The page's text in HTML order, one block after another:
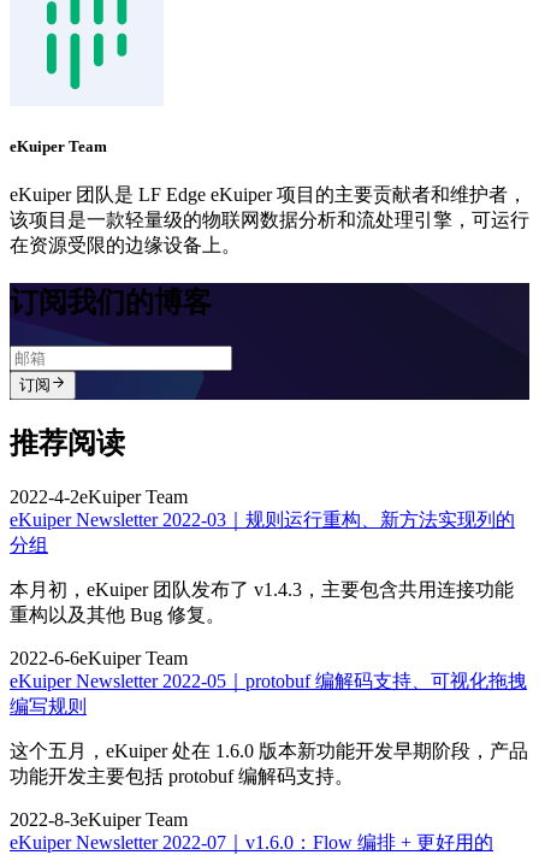
eKuiper Team
eKuiper 团队是 LF Edge eKuiper 项目的主要贡献者和维护者，
该项目是一款轻量级的物联网数据分析和流处理引擎，可运行
在资源受限的边缘设备上。
订阅我们的博客
订阅
推荐阅读
2022-4-2eKuiper Team
eKuiper Newsletter 2022-03｜规则运行重构、新方法实现列的
分组
本月初，eKuiper 团队发布了 v1.4.3，主要包含共用连接功能
重构以及其他 Bug 修复。
2022-6-6eKuiper Team
eKuiper Newsletter 2022-05｜protobuf 编解码支持、可视化拖拽
编写规则
这个五月，eKuiper 处在 1.6.0 版本新功能开发早期阶段，产品
功能开发主要包括 protobuf 编解码支持。
2022-8-3eKuiper Team
eKuiper Newsletter 2022-07｜v1.6.0：Flow 编排 + 更好用的